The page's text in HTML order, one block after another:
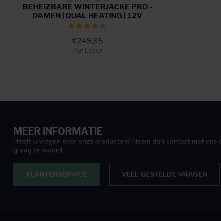
BEHEIZBARE WINTERJACKE PRO -
DAMEN | DUAL HEATING | 12V
€249,95
Auf Lager
MEER INFORMATIE
Heeft u vragen over onze producten? Neem dan contact met
graag te woord.
KLANTENSERVICE VEEL GESTELDE VRAGEN